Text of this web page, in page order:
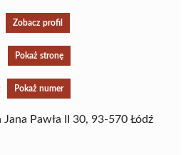
Zobacz profil
Pokaż stronę
Pokaż numer
Jana Pawła II 30, 93-570 Łódź